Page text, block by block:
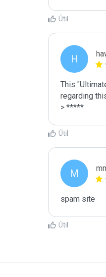
Útil
H
This
regarding
> *****
Útil
M
spam site
Útil